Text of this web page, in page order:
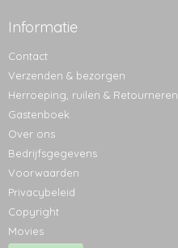
Informatie
Contact
Verzenden & bezorgen
Herroeping, ruilen & Retourneren
Gastenboek
Over ons
Bedrijfsgegevens
Voorwaarden
Privacybeleid
Copyright
Movies